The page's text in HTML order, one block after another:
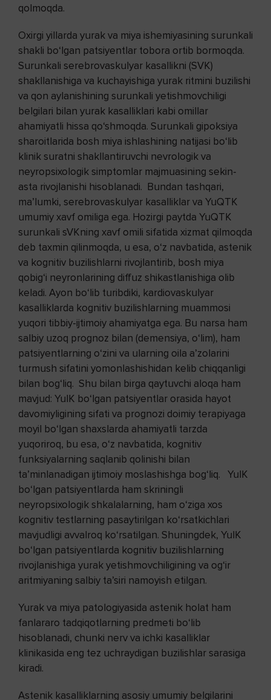
qolmoqda.
Oxirgi yillarda yurak va miya ishemiyasining surunkali
shakli bo‘lgan patsiyentlar tobora ortib bormoqda.
Surunkali serebrovaskulyar kasallikni (SVK)
shakllanishiga va kuchayishiga yurak ritmini buzilishi
va qon aylanishining surunkali yetishmovchiligi
belgilari bilan yurak kasalliklari kabi omillar
ahamiyatli hissa qo‘shmoqda. Surunkali gipoksiya
sharoitlarida bosh miya ishlashining natijasi bo‘lib
klinik suratni shakllantiruvchi nevrologik va
neyropsixologik simptomlar majmuasining sekin-
asta rivojlanishi hisoblanadi. Bundan tashqari,
ma’lumki, serebrovaskulyar kasalliklar va YuQTK
umumiy xavf omiliga ega. Hozirgi paytda YuQTK
surunkali sVKning xavf omili sifatida xizmat qilmoqda
deb taxmin qilinmoqda, u esa, o‘z navbatida, astenik
va kognitiv buzilishlarni rivojlantirib, bosh miya
qobig‘i neyronlarining diffuz shikastlanishiga olib
keladi. Ayon bo‘lib turibdiki, kardiovaskulyar
kasalliklarda kognitiv buzilishlarning muammosi
yuqori tibbiy-ijtimoiy ahamiyatga ega. Bu narsa ham
salbiy uzoq prognoz bilan (demensiya, o‘lim), ham
patsiyentlarning o‘zini va ularning oila a’zolarini
turmush sifatini yomonlashishidan kelib chiqqanligi
bilan bog‘liq. Shu bilan birga qaytuvchi aloqa ham
mavjud: YuIK bo‘lgan patsiyentlar orasida hayot
davomiyligining sifati va prognozi doimiy terapiyaga
moyil bo‘lgan shaxslarda ahamiyatli tarzda
yuqoriroq, bu esa, o‘z navbatida, kognitiv
funksiyalarning saqlanib qolinishi bilan
ta’minlanadigan ijtimoiy moslashishga bog‘liq. YuIK
bo‘lgan patsiyentlarda ham skriningli
neyropsixologik shkalalarning, ham o‘ziga xos
kognitiv testlarning pasaytirilgan ko‘rsatkichlari
mavjudligi avvalroq ko‘rsatilgan. Shuningdek, YuIK
bo‘lgan patsiyentlarda kognitiv buzilishlarning
rivojlanishiga yurak yetishmovchiligining va og‘ir
aritmiyaning salbiy ta’siri namoyish etilgan.
Yurak va miya patologiyasida astenik holat ham
fanlararo tadqiqotlarning predmeti bo‘lib
hisoblanadi, chunki nerv va ichki kasalliklar
klinikasida eng tez uchraydigan buzilishlar sarasiga
kiradi.
Astenik kasalliklarning asosiy umumiy belgilarini